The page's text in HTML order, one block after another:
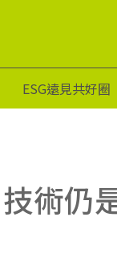
ESG遠見共好圈
術仍